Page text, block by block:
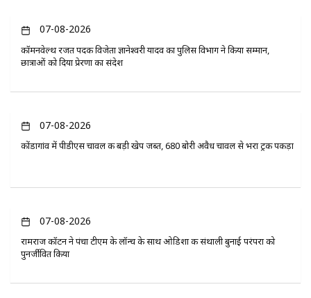
07-08-2026
कॉमनवेल्थ रजत पदक विजेता ज्ञानेश्वरी यादव का पुलिस विभाग ने किया सम्मान,
छात्राओं को दिया प्रेरणा का संदेश
07-08-2026
कोंडागांव में पीडीएस चावल की बड़ी खेप जब्त, 680 बोरी अवैध चावल से भरा ट्रक पकड़ा
07-08-2026
रामराज कॉटन ने पंचा टीएम के लॉन्च के साथ ओडिशा की संथाली बुनाई परंपरा को
पुनर्जीवित किया